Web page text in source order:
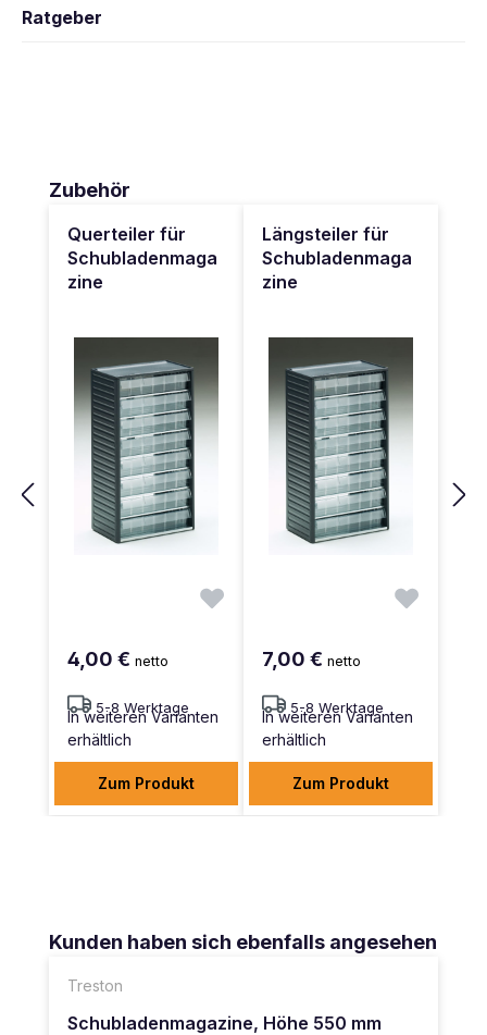
Ratgeber
Produktgalerie überspringen
Zubehör
Querteiler für
Schubladenmaga
zine
4,00 € netto
5-8 Werktage
In weiteren Varianten
erhältlich
Zum Produkt
Längsteiler für
Schubladenmaga
zine
7,00 € netto
5-8 Werktage
In weiteren Varianten
erhältlich
Zum Produkt
Produktgalerie überspringen
Kunden haben sich ebenfalls angesehen
Treston
Schubladenmagazine, Höhe 550 mm